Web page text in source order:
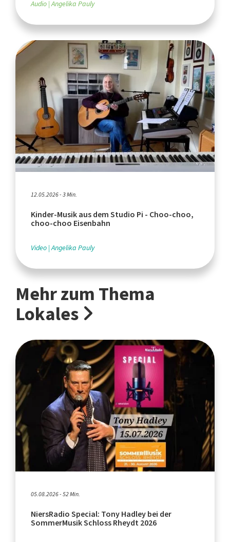
Audio Angelika Pauly
12.05.2026 - 3 Min.
Kinder-Musik aus dem Studio Pi - Choo-choo,
choo-choo Eisenbahn
Video Angelika Pauly
Mehr zum Thema
Lokales
05.08.2026 - 52 Min.
NiersRadio Special: Tony Hadley bei der
SommerMusik Schloss Rheydt 2026